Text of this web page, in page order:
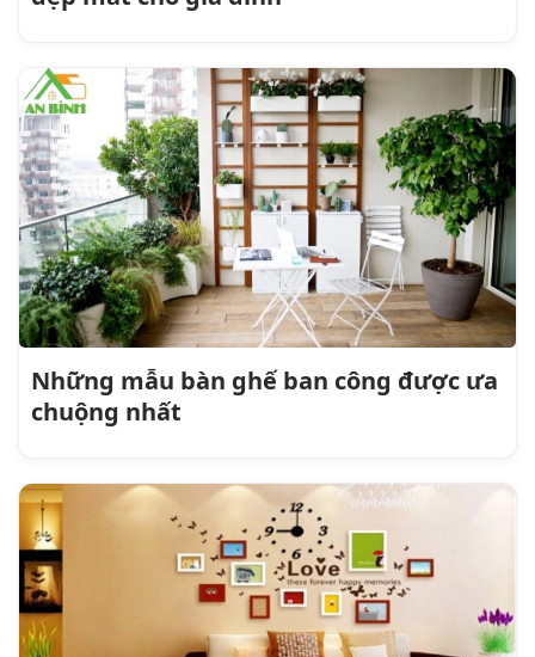
Những mẫu bàn ghế ban công được ưa
chuộng nhất